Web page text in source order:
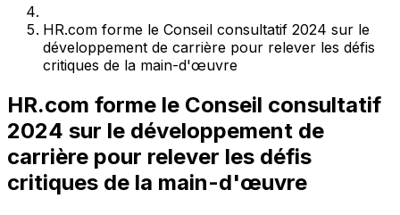
HR.com forme le Conseil consultatif 2024 sur le
développement de carrière pour relever les défis
critiques de la main-d'œuvre
HR.com forme le Conseil consultatif
2024 sur le développement de
carrière pour relever les défis
critiques de la main-d'œuvre